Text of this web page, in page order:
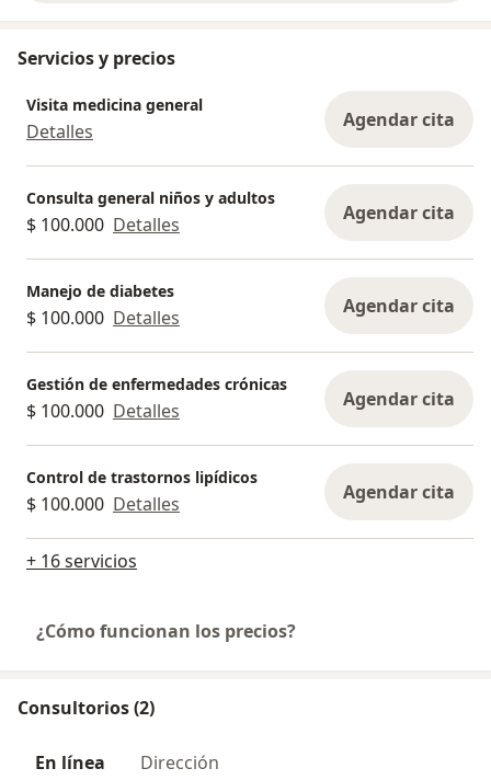
Servicios y precios
Visita medicina general
Detalles Agendar cita
Consulta general niños y adultos
$ 100.000 Detalles Agendar cita
Manejo de diabetes
$ 100.000 Detalles Agendar cita
Gestión de enfermedades crónicas
$ 100.000 Detalles Agendar cita
Control de trastornos lipídicos
$ 100.000 Detalles Agendar cita
+ 16 servicios
¿Cómo funcionan los precios?
Consultorios (2)
En línea Dirección